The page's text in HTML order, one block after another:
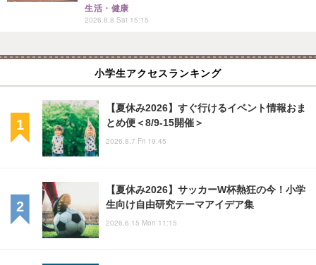
生活・健康
2026.8.8 Sat 15:15
小学生アクセスランキング
【夏休み2026】すぐ行けるイベント情報おま
とめ便＜8/9-15開催＞
2026.8.7 Fri 19:45
【夏休み2026】サッカーW杯熱狂の今！小学
生向け自由研究テーマアイデア集
2026.6.15 Mon 11:15